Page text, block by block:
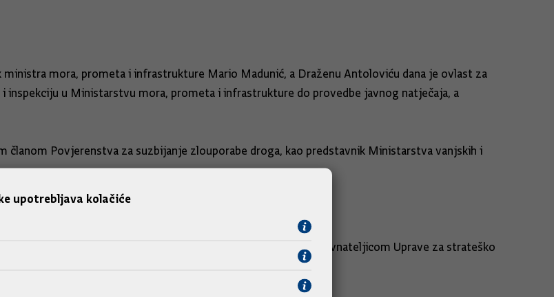
mora, prometa i infrastrukture Mario Madunić, a Draženu Antoloviću dana je ovlast za
u Ministarstvu mora, prometa i infrastrukture do provedbe javnog natječaja, a
članom Povjerenstva za suzbijanje zlouporabe droga, kao predstavnik Ministarstva vanjskih i
je Dražen Karakašić.
razvoja i fondova EU, te je mr. sc. Iva Novak imenovana ravnateljicom Uprave za strateško
za otoke.
upotrebljava kolačiće